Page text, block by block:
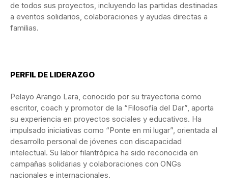
de todos sus proyectos, incluyendo las partidas destinadas
a eventos solidarios, colaboraciones y ayudas directas a
familias.
PERFIL DE LIDERAZGO
Pelayo Arango Lara, conocido por su trayectoria como
escritor, coach y promotor de la “Filosofía del Dar”, aporta
su experiencia en proyectos sociales y educativos. Ha
impulsado iniciativas como “Ponte en mi lugar”, orientada al
desarrollo personal de jóvenes con discapacidad
intelectual. Su labor filantrópica ha sido reconocida en
campañas solidarias y colaboraciones con ONGs
nacionales e internacionales.